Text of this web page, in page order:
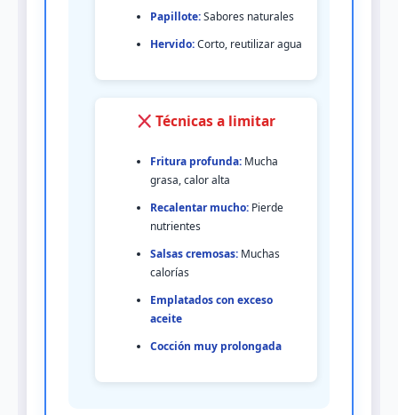
Papillote:Sabores naturales
Hervido:Corto, reutilizar agua
Técnicas a limitar
Fritura profunda: Mucha
grasa, calor alta
Recalentar mucho: Pierde
nutrientes
Salsas cremosas: Muchas
calorías
Emplatados con exceso
aceite
Cocción muy prolongada